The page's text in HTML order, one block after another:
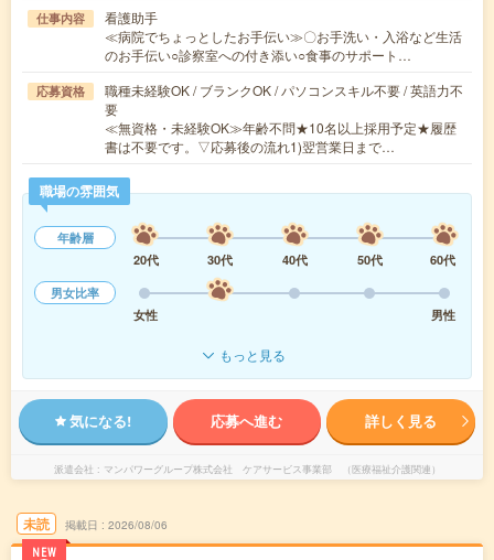
仕事内容
看護助手
≪病院でちょっとしたお手伝い≫〇お手洗い・入浴など生活
のお手伝い○診察室への付き添い○食事のサポート…
応募資格
職種未経験OK / ブランクOK / パソコンスキル不要 / 英語力不
要
≪無資格・未経験OK≫年齢不問★10名以上採用予定★履歴
書は不要です。▽応募後の流れ1)翌営業日まで…
職場の雰囲気
年齢層
20代
30代 40代 50代
60代
男女比率
女性
男性
もっと見る
気になる! 応募へ進む 詳しく見る
派遣会社 マンパワーグループ株式会社 ケアサービス事業部 （医療福祉介護関連）
未読
NEW
掲載日 2026/08/06